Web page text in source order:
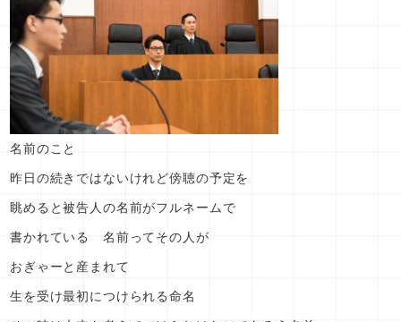
名前のこと
昨日の続きではないけれど傍聴の予定を
眺めると被告人の名前がフルネームで
書かれている 名前ってその人が
おぎゃーと産まれて
生を受け最初につけられる命名